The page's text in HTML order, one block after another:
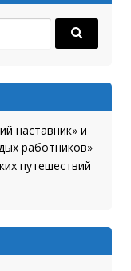
наставник» и
работников»
путешествий